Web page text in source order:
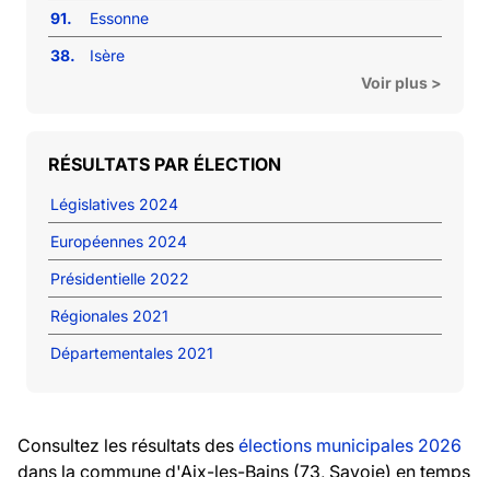
91.
Essonne
38.
Isère
Voir plus >
RÉSULTATS PAR ÉLECTION
Législatives 2024
Européennes 2024
Présidentielle 2022
Régionales 2021
Départementales 2021
Consultez les résultats des élections municipales 2026
dans la commune d'Aix-les-Bains (73, Savoie) en temps